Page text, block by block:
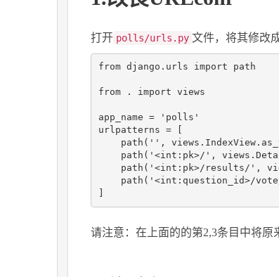
打开 polls/urls.py 文件，将其修改
from django.urls import path
from . import views
app_name =
'polls'
urlpatterns =
path ( '' , views . IndexView.
path ( '<int:pk>/' , views .
path ( '<int:pk>/results/' ,
path ( '<int:question_id>/
请注意：在上面的的第2,3条目中将原